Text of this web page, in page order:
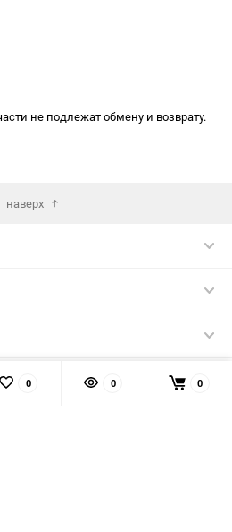
не подлежат обмену и возврату.
наверх
0 0 0